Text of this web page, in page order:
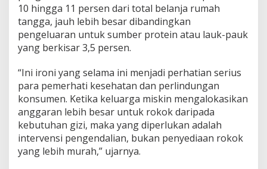
a
k
a
10 hingga 11 persen dari total belanja rumah
tangga, jauh lebih besar dibandingkan
pengeluaran untuk sumber protein atau lauk-pauk
yang berkisar 3,5 persen.
“Ini ironi yang selama ini menjadi perhatian serius
para pemerhati kesehatan dan perlindungan
konsumen. Ketika keluarga miskin mengalokasikan
anggaran lebih besar untuk rokok daripada
kebutuhan gizi, maka yang diperlukan adalah
intervensi pengendalian, bukan penyediaan rokok
yang lebih murah,” ujarnya.